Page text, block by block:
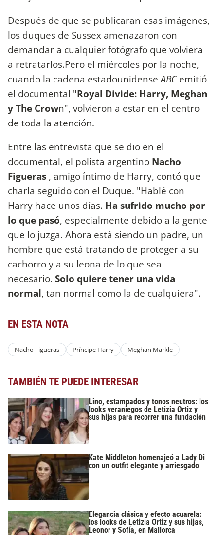
Después de que se publicaran esas imágenes,
los duques de Sussex amenazaron con
demandar a cualquier fotógrafo que volviera
a retratarlos.Pero el miércoles por la noche,
cuando la cadena estadounidenseABCemitió
el documental "Royal Divide: Harry, Meghan
y The Crown", volvieron a estar en el centro
de toda la atención.
Entre las entrevista que se dio en el
documental, el polista argentino Nacho
Figueras , amigo íntimo de Harry, contó que
charla seguido con el Duque. "Hablé con
Harry hace unos días. Ha sufrido mucho por
lo que pasó, especialmente debido a la gente
que lo juzga. Ahora está siendo un padre, un
hombre que está tratando de proteger a su
cachorro y a su leona de lo que sea
necesario. Solo quiere tener una vida
normal, tan normal como la de cualquiera".
EN ESTA NOTA
Nacho Figueras Príncipe Harry Meghan Markle
TAMBIÉN TE PUEDE INTERESAR
Lino, estampados y tonos neutros: los
looks veraniegos de Letizia Ortiz y
sus hijas para recorrer una fundación
Kate Middleton homenajeó a Lady Di
con un outfit elegante y arriesgado
Elegancia clásica y efecto acuarela:
los looks de Letizia Ortiz y sus hijas,
Leonor y Sofía, en Mallorca